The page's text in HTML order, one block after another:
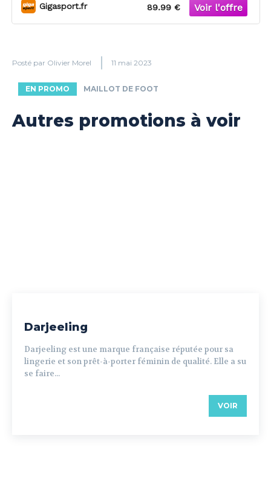
Gigasport.fr 89.99 €
Posté par Olivier Morel 11 mai 2023
EN PROMO MAILLOT DE FOOT
Autres promotions à voir
Darjeeling
Darjeeling est une marque française réputée pour sa
lingerie et son prêt-à-porter féminin de qualité. Elle a su
se faire...
VOIR